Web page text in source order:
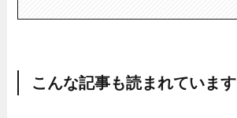
こんな記事も読まれています